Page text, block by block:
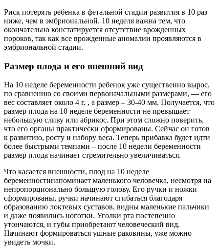
Риск потерять ребенка в фетальной стадии развития в 10 раз
ниже, чем в эмбриональной. 10 неделя важна тем, что
окончательно констатируется отсутствие врожденных
пороков, так как все врожденные аномалии проявляются в
эмбриональной стадии.
Размер плода и его внешний вид
На 10 неделе беременности ребенок уже существенно вырос,
по сравнению со своими первоначальными размерами, — его
вес составляет около 4 г. , а размер – 30-40 мм. Получается, что
размер плода на 10 неделе беременности не превышает
небольшую сливу или абрикос. При этом сложно поверить,
что его органы практически сформированы. Сейчас он готов
к развитию, росту и набору веса. Теперь прибавка будет идти
более быстрыми темпами – после 10 недели беременности
размер плода начинает стремительно увеличиваться.
Что касается внешности, плод на 10 неделе
беременностинапоминает маленького человечка, несмотря на
непропорционально большую голову. Его ручки и ножки
сформированы, ручки начинают сгибаться благодаря
образованию локтевых суставов, видны маленькие пальчики
и даже появились ноготки. Уголки рта постепенно
утончаются, и губы приобретают человеческий вид.
Начинают формироваться ушные раковины, уже можно
увидеть мочки.